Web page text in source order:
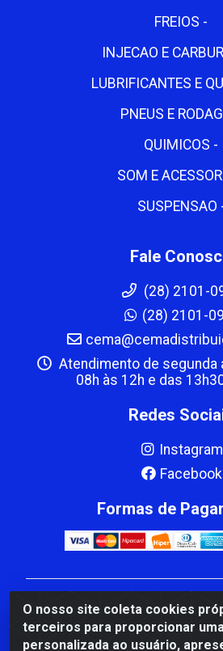
O nosso site coleta cookies
terceiros para proporcionar
personalizada ao usuário,
FREIOS -
INJECAO E
LUBRIFICANTES E
PNEUS E
QUIMICOS -
SOM E
SUSPENSAO
Fale
(28) 2101-
(28) 2101-
Atendimento de segunda
08h às 12h e das
Redes
Instagram
Facebook
Formas de
CBP MACEDO COMERCIO
Mauro Miranda Madureira, 1249 -
de Itapemirim/ES - CEP